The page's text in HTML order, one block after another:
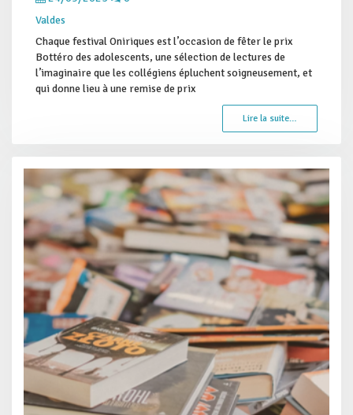
Valdes
Chaque festival Oniriques est l’occasion de fêter le prix
Bottéro des adolescents, une sélection de lectures de
l’imaginaire que les collégiens épluchent soigneusement, et
qui donne lieu à une remise de prix
Lire la suite…